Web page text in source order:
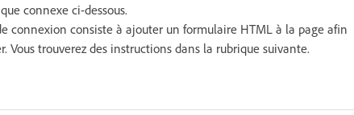
connexe ci-dessous.
connexion consiste à ajouter un formulaire HTML à la page afin
Vous trouverez des instructions dans la rubrique suivante.